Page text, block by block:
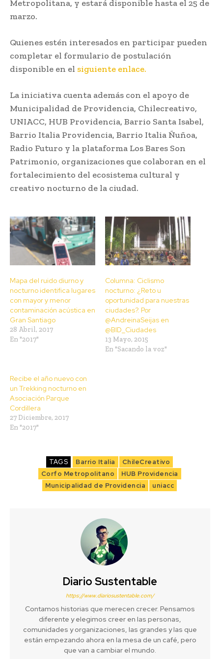
Metropolitana, y estará disponible hasta el 25 de
marzo.
Quienes estén interesados en participar pueden
completar el formulario de postulación
disponible en el siguiente enlace.
La iniciativa cuenta además con el apoyo de
Municipalidad de Providencia, Chilecreativo,
UNIACC, HUB Providencia, Barrio Santa Isabel,
Barrio Italia Providencia, Barrio Italia Ñuñoa,
Radio Futuro y la plataforma Los Bares Son
Patrimonio, organizaciones que colaboran en el
fortalecimiento del ecosistema cultural y
creativo nocturno de la ciudad.
Mapa del ruido diurno y
nocturno identifica lugares
con mayor y menor
contaminación acústica en
Gran Santiago
28 Abril, 2017
En "2017"
Columna: Ciclismo
nocturno: ¿Reto u
oportunidad para nuestras
ciudades?. Por
@AndreinaSeijas en
@BID_Ciudades
13 Mayo, 2015
En "Sacando la voz"
Recibe el año nuevo con
un Trekking nocturno en
Asociación Parque
Cordillera
27 Diciembre, 2017
En "2017"
TAGS Barrio Italia
ChileCreativo
Corfo Metropolitano
HUB Providencia
Municipalidad de Providencia
uniacc
Diario Sustentable
https://www.diariosustentable.com/
Contamos historias que merecen crecer. Pensamos
diferente y elegimos creer en las personas,
comunidades y organizaciones, las grandes y las que
están empezando ahora en la mesa de un café, pero
que van a cambiar el mundo.